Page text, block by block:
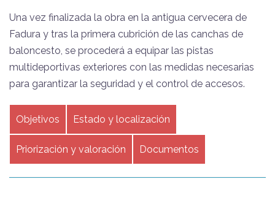
Una vez finalizada la obra en la antigua cervecera de
Fadura y tras la primera cubrición de las canchas de
baloncesto, se procederá a equipar las pistas
multideportivas exteriores con las medidas necesarias
para garantizar la seguridad y el control de accesos.
Objetivos Estado y localización
Priorización y valoración Documentos